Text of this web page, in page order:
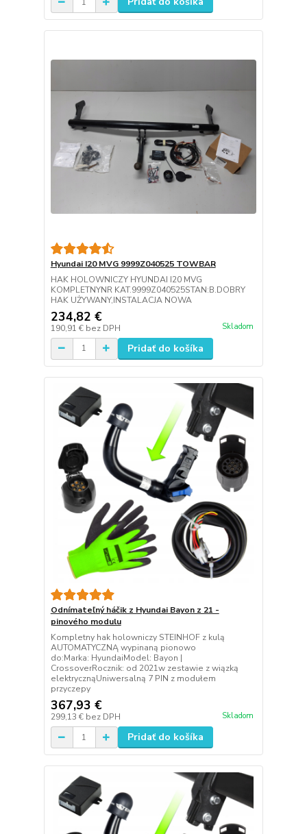
Hyundai I20 MVG 9999Z040525 TOWBAR
HAK HOLOWNICZY HYUNDAI I20 MVG
KOMPLETNYNR KAT.9999Z040525STAN:B.DOBRY
HAK UŻYWANY,INSTALACJA NOWA
234,82 €
190,91 € bez DPH Skladom
Pridať do košíka
Odnímateľný háčik z Hyundai Bayon z 21 -
pinového modulu
Kompletny hak holowniczy STEINHOF z kulą
AUTOMATYCZNĄ wypinaną pionowo
do:Marka: HyundaiModel: Bayon |
CrossoverRocznik: od 2021w zestawie z wiązką
elektrycznąUniwersalną 7 PIN z modułem
przyczepy
367,93 €
299,13 € bez DPH Skladom
Pridať do košíka